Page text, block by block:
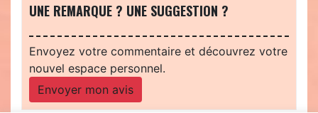
UNE REMARQUE ? UNE SUGGESTION ?
Envoyez votre commentaire et découvrez votre
nouvel espace personnel.
Envoyer mon avis